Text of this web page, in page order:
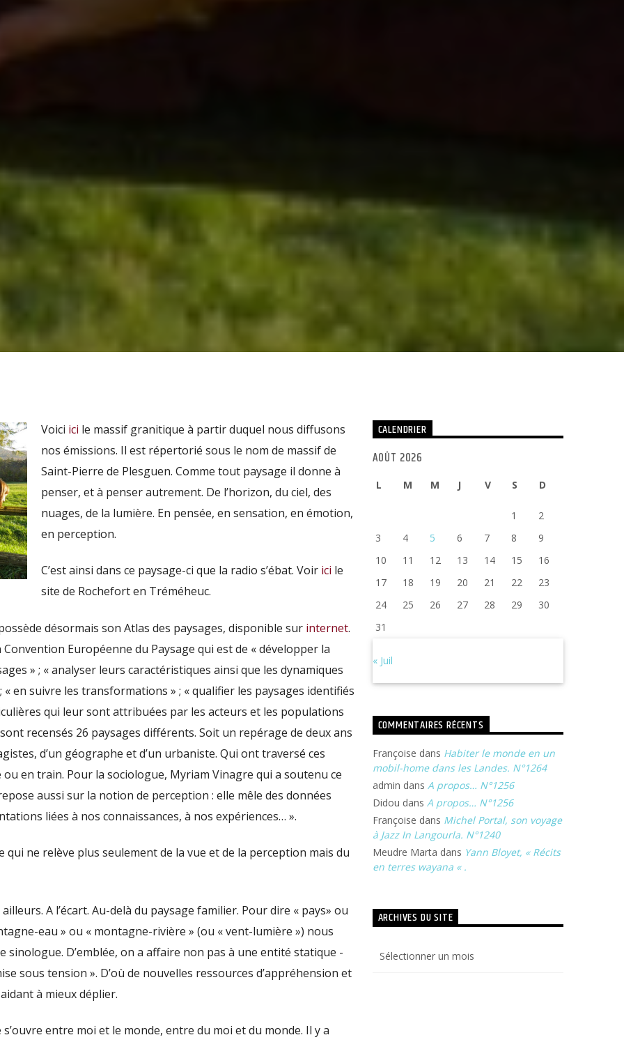
Voici ici le massif granitique à partir duquel nous diffusons
nos émissions. Il est répertorié sous le nom de massif de
Saint-Pierre de Plesguen. Comme tout paysage il donne à
penser, et à penser autrement. De l’horizon, du ciel, des
nuages, de la lumière. En pensée, en sensation, en émotion,
en perception.
C’est ainsi dans ce paysage-ci que la radio s’ébat. Voirici le
site de Rochefort en Tréméheuc.
désormais son Atlas des paysages, disponible sur internet.
Européenne du Paysage qui est de « développer la
» ; « analyser leurs caractéristiques ainsi que les dynamiques
en suivre les transformations » ; « qualifier les paysages identifiés
qui leur sont attribuées par les acteurs et les populations
recensés 26 paysages différents. Soit un repérage de deux ans
d’un géographe et d’un urbaniste. Qui ont traversé ces
en train. Pour la sociologue, Myriam Vinagre qui a soutenu ce
aussi sur la notion de perception : elle mêle des données
liées à nos connaissances, à nos expériences… ».
qui ne relève plus seulement de la vue et de la perception mais du
A l’écart. Au-delà du paysage familier. Pour dire « pays» ou
eau » ou « montagne-rivière » (ou « vent-lumière ») nous
sinologue. D’emblée, on a affaire non pas à une entité statique -
sous tension ». D’où de nouvelles ressources d’appréhension et
à mieux déplier.
s’ouvre entre moi et le monde, entre du moi et du monde. Il y a
CALENDRIER
AOÛT 2026
L M M J V S D
1
2
3
4 5 6 7 8
9
10
11 12 13 14 15
16
17
18 19 20 21 22
23
24
25 26 27 28 29
30
31
« Juil
COMMENTAIRES RÉCENTS
Françoise dans Habiter le monde en un
mobil-home dans les Landes. N°1264
admin dans A propos… N°1256
Didou dans A propos… N°1256
Françoise dans Michel Portal, son voyage
à Jazz In Langourla. N°1240
Meudre Marta dans Yann Bloyet, « Récits
en terres wayana « .
ARCHIVES DU SITE
du